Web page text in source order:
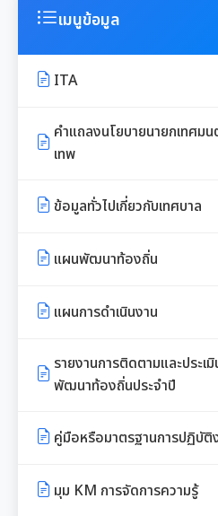
เมนูข้อมูล
ITA
คำแถลงนโยบายนายกเทศม
เทพ
ข้อมูลทั่วไปเกี่ยวกับเทศบาล
ประวัติความเป็นมา
แผนพัฒนาท้องถิ่น
แผนการดำเนินงาน
แผนดำเนินงานประจำปี
งานประจำปีรอบ 6 เดือน
รายงานการติดตามและประเ
พัฒนาท้องถิ่นประจำปี
คู่มือหรือมาตรฐานการปฏิบัติ
มุม KM การจัดการความรู้